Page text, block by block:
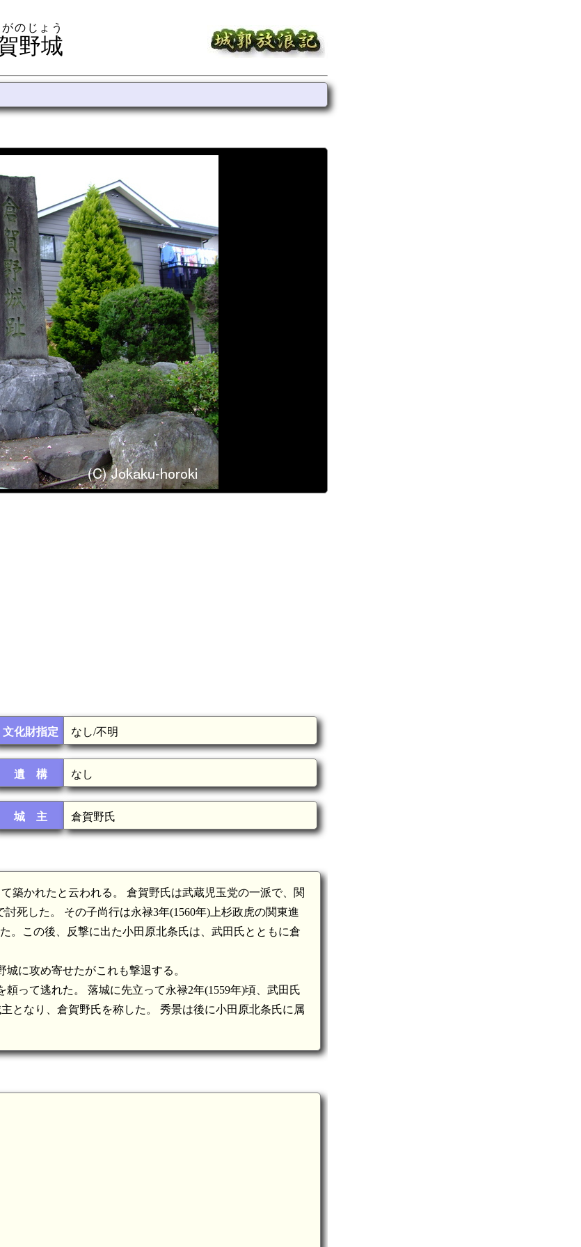
野城
のじょう
文化財指定 なし/不明
遺 構 なし
城 主 倉賀野氏
築かれたと云われる。 倉賀野氏は武蔵児玉党の一派で、関
死した。 その子尚行は永禄3年(1560年)上杉政虎の関東進
。この後、反撃に出た小田原北条氏は、武田氏とともに倉
城に攻め寄せたがこれも撃退する。
って逃れた。 落城に先立って永禄2年(1559年)頃、武田氏
となり、倉賀野氏を称した。 秀景は後に小田原北条氏に属